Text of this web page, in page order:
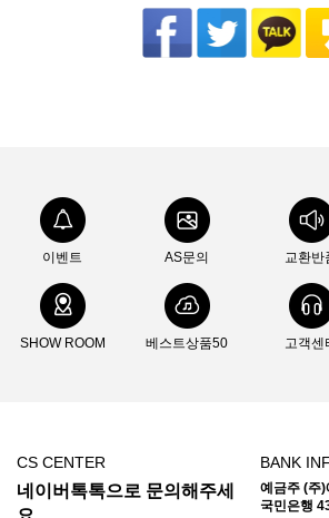
이벤트 AS문의 교환반
SHOW ROOM 베스트상품50 고객센
CS CENTER
네이버톡톡으로 문의해주세
BANK
예금주 (주)
국민은행